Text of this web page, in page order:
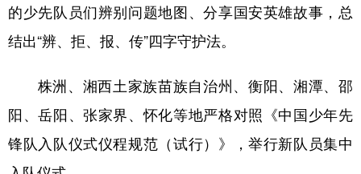
多语种频道
English Español Français
Русский язык 日本語 한국어
Deutsch Português
的少先队员们辨别问题地图、分享国安英雄故事，总
结出“辨、拒、报、传”四字守护法。
株洲、湘西土家族苗族自治州、衡阳、湘潭、邵
阳、岳阳、张家界、怀化等地严格对照《中国少年先
锋队入队仪式仪程规范（试行）》，举行新队员集中